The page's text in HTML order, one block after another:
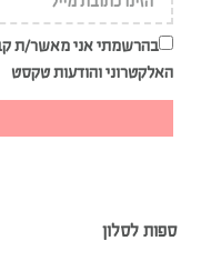
בהרשמתי אני מאשר/ת
האלקטרוני והודעות טקסט
ספות לסלון